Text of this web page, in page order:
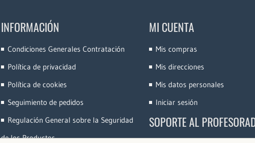
INFORMACIÓN
Condiciones Generales Contratación
Política de privacidad
Política de cookies
Seguimiento de pedidos
Regulación General sobre la Seguridad
de los Productos
MI CUENTA
Mis compras
Mis direcciones
Mis datos personales
Iniciar sesión
SOPORTE AL